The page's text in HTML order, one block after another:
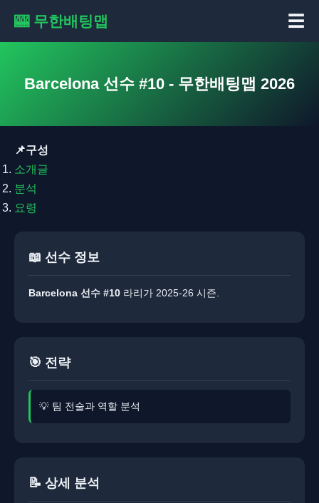
🎰 무한배팅맵 ☰
Barcelona 선수 #10 - 무한배팅맵 2026
📌구성
소개글
분석
요령
📖 선수 정보
Barcelona 선수 #10 라리가 2025-26 시즌.
🎯 전략
💡 팀 전술과 역할 분석
📝 상세 분석